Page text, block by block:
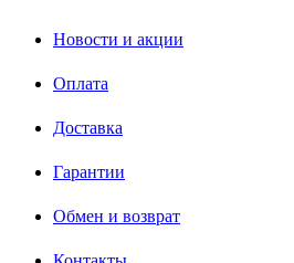
Новости и акции
Оплата
Доставка
Гарантии
Обмен и возврат